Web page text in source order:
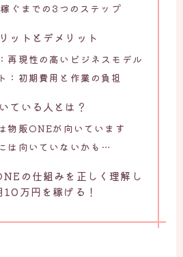
ぐまでの3つのステップ
ットとデメリット
再現性の高いビジネスモデル
：初期費用と作業の負担
ている人とは？
物販ONEが向いています
は向いていないかも…
の仕組みを正しく理解し
万円を稼げる！